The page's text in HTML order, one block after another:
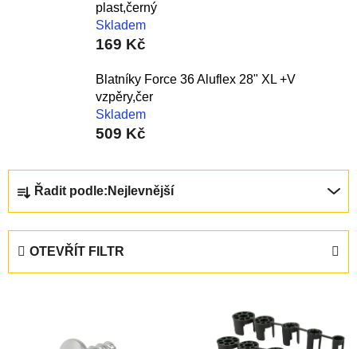
plast,černý
Skladem
169 Kč
Blatníky Force 36 Aluflex 28" XL +V
vzpěry,čer
Skladem
509 Kč
n
Řadit podle: Nejlevnější
OTEVŘÍT FILTR